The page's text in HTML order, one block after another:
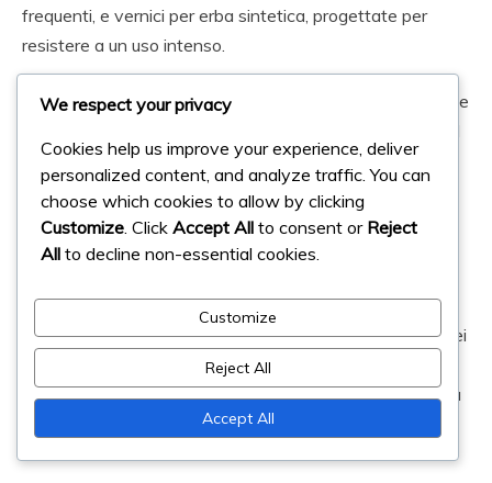
frequenti, e vernici per erba sintetica, progettate per
resistere a un uso intenso.
Quando si scelgono i materiali, considerare fattori come le
esempio, i campi utilizzati per il gioco competitivo
possono beneficiare di opzioni di marcatura più robuste
che possono resistere a livelli più elevati di usura.
prima di riapplicare le marcature e garantire un tempo di
asciugatura adeguato, possono migliorare la longevità dei
materiali scelti. Investire in prodotti di alta qualità può
portare a risparmi a lungo termine riducendo la necessità
di sostituzioni frequenti.
We respect your privacy
Cookies help us improve your experience, deliver
personalized content, and analyze traffic. You can
choose which cookies to allow by clicking
Customize . Click Accept All to consent or Reject
All to decline non-essential cookies.
Customize
Reject All
Accept All